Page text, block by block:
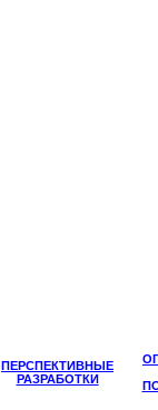
ПЕРСПЕКТИВНЫЕ
РАЗРАБОТКИ